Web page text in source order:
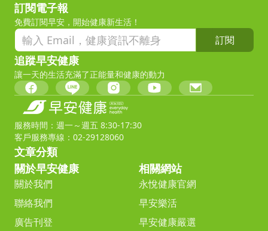
訂閱電子報
免費訂閱早安，開始健康新生活！
訂閱
追蹤早安健康
讓一天的生活充滿了正能量和健康的動力
服務時間：週一～週五 8:30-17:30
客戶服務專線：02-29128060
文章分類
關於早安健康
關於我們
聯絡我們
廣告刊登
相關網站
永悅健康官網
早安樂活
早安健康嚴選